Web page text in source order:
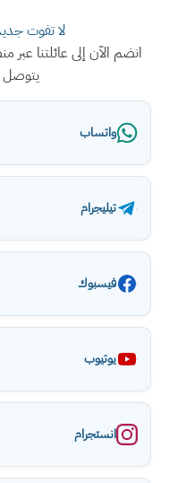
لا تفوت
انضم الآن إلى عائلتنا
واتساب
تيليجرام
فيسبوك
يوتيوب
انستجرام